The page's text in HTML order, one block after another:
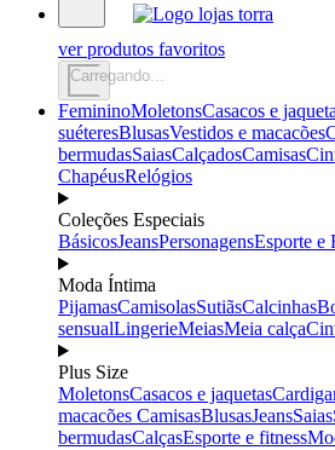
ver produtos favoritos
Carregando...
FemininoMoletonsCasacos e
suéteresBlusasVestidos e macacões
bermudasSaiasCalçadosCamisas
ChapéusRelógios
Coleções Especiais
BásicosJeansPersonagensEsporte e
Moda Íntima
PijamasCamisolasSutiãsCalcinhas
sensualLingerieMeiasMeia calça
Plus Size
MoletonsCasacos e jaquetas
macacões CamisasBlusasJeansSaias
bermudasCalçasEsporte e fitness